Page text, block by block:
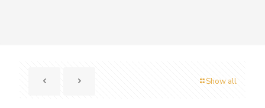
Show all